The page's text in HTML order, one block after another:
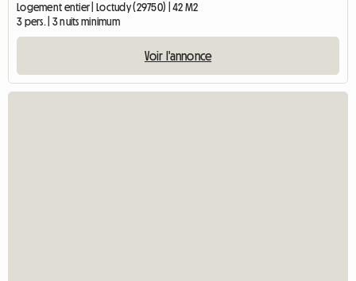
Logement entier | Loctudy (29750) | 42 M2
3 pers. | 3 nuits minimum
Voir l'annonce